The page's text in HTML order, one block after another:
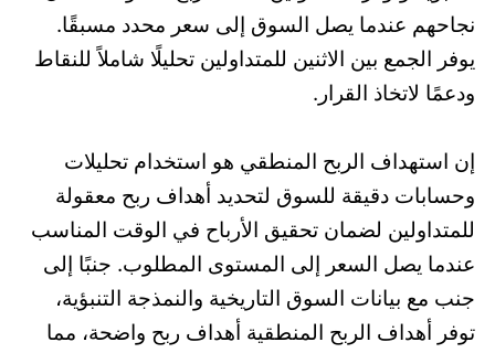
نجاحهم عندما يصل السوق إلى سعر محدد مسبقًا.
يوفر الجمع بين الاثنين للمتداولين تحليلًا شاملاً للنقاط
ودعمًا لاتخاذ القرار.
إن استهداف الربح المنطقي هو استخدام تحليلات
وحسابات دقيقة للسوق لتحديد أهداف ربح معقولة
للمتداولين لضمان تحقيق الأرباح في الوقت المناسب
عندما يصل السعر إلى المستوى المطلوب. جنبًا إلى
جنب مع بيانات السوق التاريخية والنمذجة التنبؤية،
توفر أهداف الربح المنطقية أهداف ربح واضحة، مما